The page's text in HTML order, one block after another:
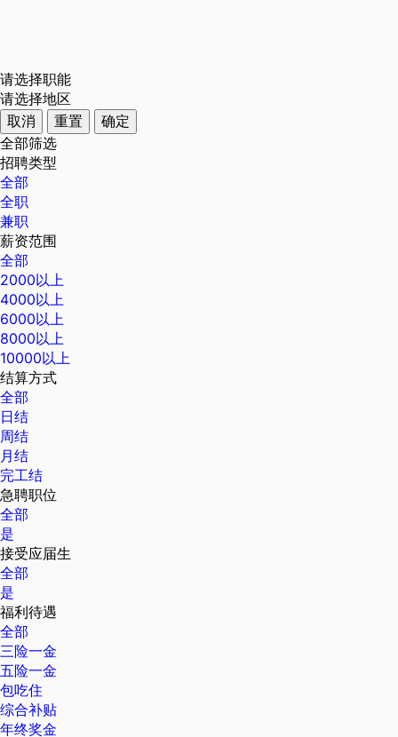
请选择职能
请选择地区
取消
重置
确定
全部筛选
招聘类型
全部
全职
兼职
薪资范围
全部
2000以上
4000以上
6000以上
8000以上
10000以上
结算方式
全部
日结
周结
月结
完工结
急聘职位
全部
是
接受应届生
全部
是
福利待遇
全部
三险一金
五险一金
包吃住
综合补贴
年终奖金